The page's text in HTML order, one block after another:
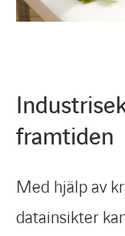
framtiden
Med hjälp av
datainsikter